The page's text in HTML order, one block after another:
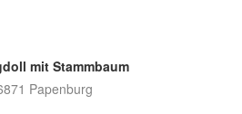
mit Stammbaum
Papenburg